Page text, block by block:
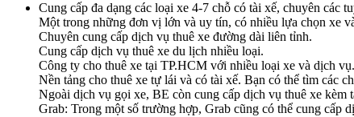
Cung cấp đa dạng các loại xe 4-7 chỗ có tài xế, chuyên các
Một trong những đơn vị lớn và uy tín, có nhiều lựa chọn xe
Chuyên cung cấp dịch vụ thuê xe đường dài liên tỉnh.
Cung cấp dịch vụ thuê xe du lịch nhiều loại.
Công ty cho thuê xe tại TP.HCM với nhiều loại xe và dịch vụ.
Nền tảng cho thuê xe tự lái và có tài xế. Bạn có thể tìm các
Ngoài dịch vụ gọi xe, BE còn cung cấp dịch vụ thuê xe kèm
Grab: Trong một số trường hợp, Grab cũng có thể cung cấp